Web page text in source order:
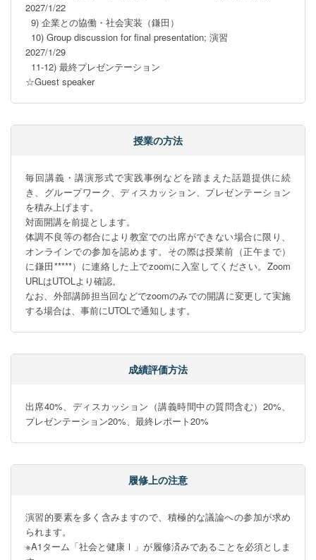
2027/1/22
2027/1/29
☆Guest speaker
授業の方法
毎回講義・講演形式で実践事例などを踏まえた話題提供に続
き、グループワーク、ディスカッション、プレゼンテーション
を積み上げます。
対面開講を前提とします。
体調不良等の都合により教室での出席ができない場合に限り、
オンラインでの参加を認めます。その際は授業前（正午まで）
に鎌田*****）に連絡した上でzoomに入室してください。Zoom
URLはUTOLより確認。
なお、外部講師担当回などでzoomのみでの開講に変更して実施
する場合は、事前にUTOLで通知します。
成績評価方法
出席40%、ディスカッション（講義時間中の質問含む）20%、
プレゼンテーション20%、最終レポート20%
履修上の注意
演習的要素を多く含みますので、積極的な議論への参加が求め
られます。
※A1ターム「社会と健康Ⅰ」が履修済みであることを必須としま